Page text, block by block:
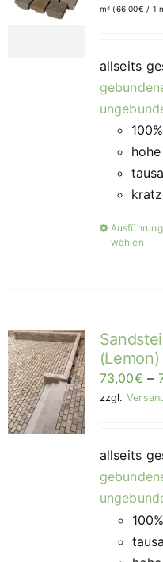
m² (66,00€ / 1
allseits
Ausführung
wählen
(Lemon)
73,00€ –
zzgl.
allseits